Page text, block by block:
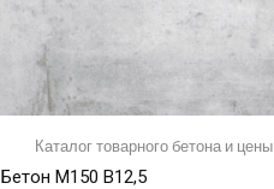
Каталог товарного бетона и цены
Бетон М150 В12,5